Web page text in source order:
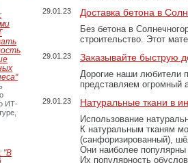
29.01.23 Доставка бетона в
Без бетона в
строительство. Этот
29.01.23 Заказывайте быструю
Дорогие наши любители
представляем огромный
29.01.23 Натуральные ткани в
Использование
К натуральным тканям
(санфоризированный),
Они наиболее популярны
Их популярность
ИТ-
"В